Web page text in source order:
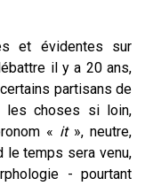
et évidentes sur
il y a 20 ans,
partisans de
les choses si loin,
« it», neutre,
le temps sera venu,
- pourtant